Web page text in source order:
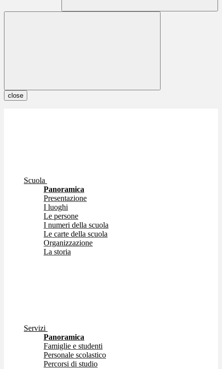
close
Scuola
Panoramica
Presentazione
I luoghi
Le persone
I numeri della scuola
Le carte della scuola
Organizzazione
La storia
Servizi
Panoramica
Famiglie e studenti
Personale scolastico
Percorsi di studio